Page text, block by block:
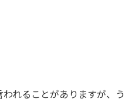
れることがありますが、う